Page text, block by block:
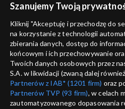
informacje o dostawcy usług
Szanujemy Twoją
Kliknij "Akceptuję i przechodzę do
na korzystanie z technologii
zbierania danych, dostęp do
końcowym i ich przechowywanie
Twoich danych osobowych przez
S.A. w likwidacji (zwaną dalej również
Partnerów z IAB* (1201 firm) oraz
Partnerów TVP (93 firm), w celach
zautomatyzowanego dopasowania